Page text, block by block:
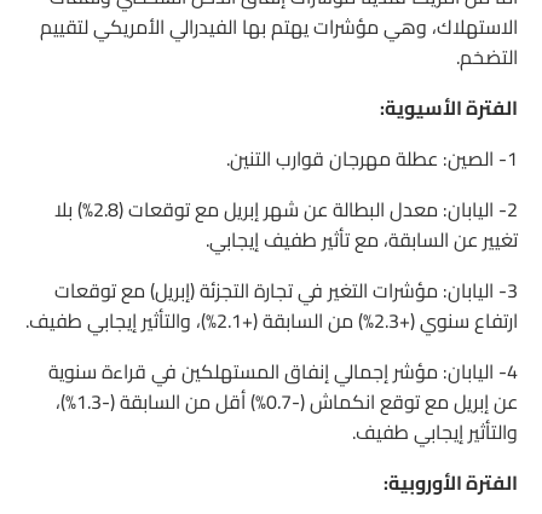
الاستهلاك، وهي مؤشرات يهتم بها الفيدرالي الأمريكي لتقييم
التضخم.
الفترة الأسيوية:
1- الصين: عطلة مهرجان قوارب التنين.
2- اليابان: معدل البطالة عن شهر إبريل مع توقعات (2.8%) بلا
تغيير عن السابقة، مع تأثير طفيف إيجابي.
3- اليابان: مؤشرات التغير في تجارة التجزئة (إبريل) مع توقعات
ارتفاع سنوي (+2.3%) من السابقة (+2.1%)، والتأثير إيجابي طفيف.
4- اليابان: مؤشر إجمالي إنفاق المستهلكين في قراءة سنوية
عن إبريل مع توقع انكماش (-0.7%) أقل من السابقة (-1.3%)،
والتأثير إيجابي طفيف.
الفترة الأوروبية: